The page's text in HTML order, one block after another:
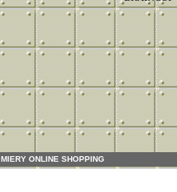
MIERY ONLINE SHOPPING